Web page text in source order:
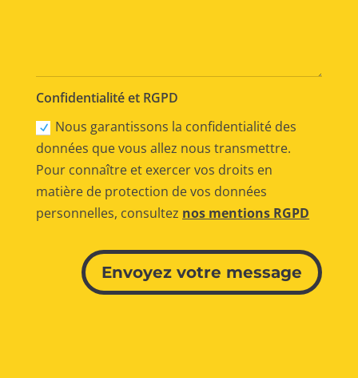
Confidentialité et RGPD
Nous garantissons la confidentialité des
données que vous allez nous transmettre.
Pour connaître et exercer vos droits en
matière de protection de vos données
personnelles, consultez nos mentions RGPD
Envoyez votre message